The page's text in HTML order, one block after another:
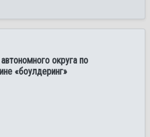
округа по
«боулдеринг»